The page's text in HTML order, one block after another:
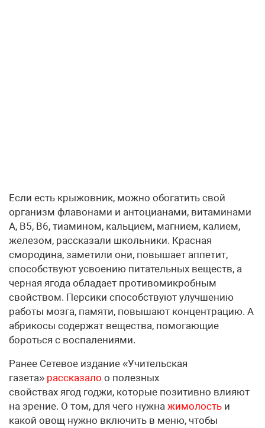
Если есть крыжовник, можно обогатить свой
организм флавонами и антоцианами, витаминами
А, В5, В6, тиамином, кальцием, магнием, калием,
железом, рассказали школьники. Красная
смородина, заметили они, повышает аппетит,
способствуют усвоению питательных веществ, а
черная ягода обладает противомикробным
свойством. Персики способствуют улучшению
работы мозга, памяти, повышают концентрацию. А
абрикосы содержат вещества, помогающие
бороться с воспалениями.
Ранее Сетевое издание «Учительская
газета» рассказало о полезных
свойствах ягод годжи, которые позитивно влияют
на зрение. О том, для чего нужна жимолость и
какой овощ нужно включить в меню, чтобы